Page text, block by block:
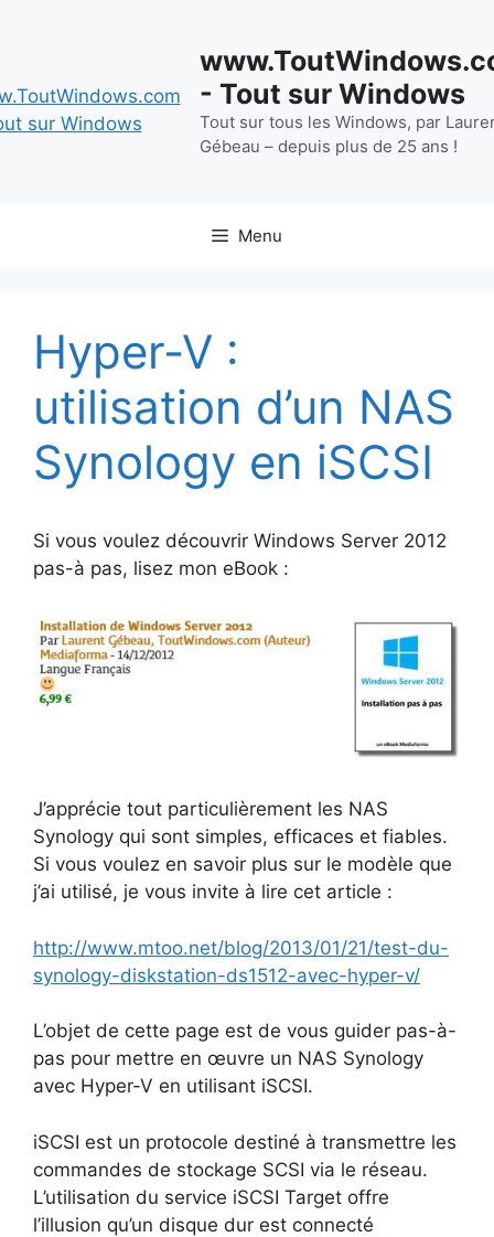
- Tout sur Windows
Tout sur tous les Windows, par
Gébeau – depuis plus de 25 ans !
Menu
Hyper-V :
utilisation d’un NAS
Synology en iSCSI
Si vous voulez découvrir Windows Server 2012
pas-à pas, lisez mon eBook :
J’apprécie tout particulièrement les NAS
Synology qui sont simples, efficaces et fiables.
Si vous voulez en savoir plus sur le modèle que
j’ai utilisé, je vous invite à lire cet article :
http://www.mtoo.net/blog/2013/01/21/test-du-
synology-diskstation-ds1512-avec-hyper-v/
L’objet de cette page est de vous guider pas-à-
pas pour mettre en œuvre un NAS Synology
avec Hyper-V en utilisant iSCSI.
iSCSI est un protocole destiné à transmettre les
commandes de stockage SCSI via le réseau.
L’utilisation du service iSCSI Target offre
l’illusion qu’un disque dur est connecté